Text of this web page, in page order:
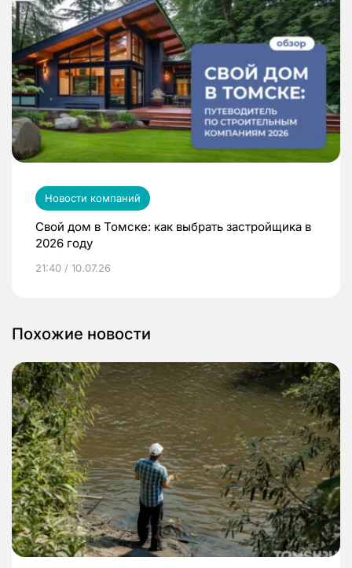
Новости компаний
Свой дом в Томске: как выбрать застройщика в
2026 году
21:40 / 10.07.26
Похожие новости